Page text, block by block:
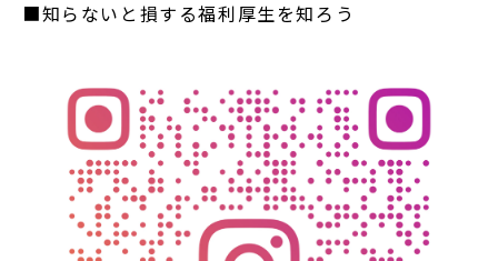
■知らないと損する福利厚生を知ろう